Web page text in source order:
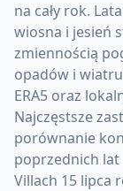
na cały rok.
wiosna i jesień
zmiennością
opadów i
ERA5 oraz
Najczęstsze
porównanie
poprzednich lat
Villach 15 lipca